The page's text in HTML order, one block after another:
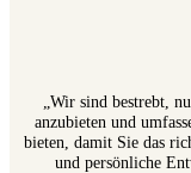
„Wir sind bestrebt,
anzubieten und
bieten, damit Sie das
und persönliche